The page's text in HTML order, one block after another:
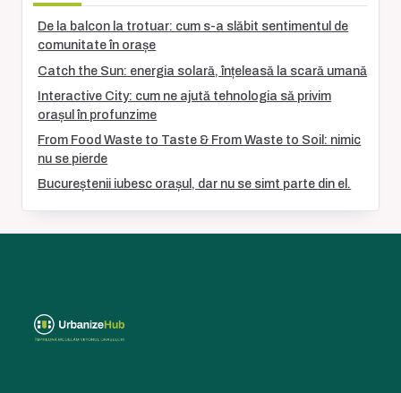
De la balcon la trotuar: cum s-a slăbit sentimentul de
comunitate în orașe
Catch the Sun: energia solară, înțeleasă la scară umană
Interactive City: cum ne ajută tehnologia să privim
orașul în profunzime
From Food Waste to Taste & From Waste to Soil: nimic
nu se pierde
Bucureștenii iubesc orașul, dar nu se simt parte din el.